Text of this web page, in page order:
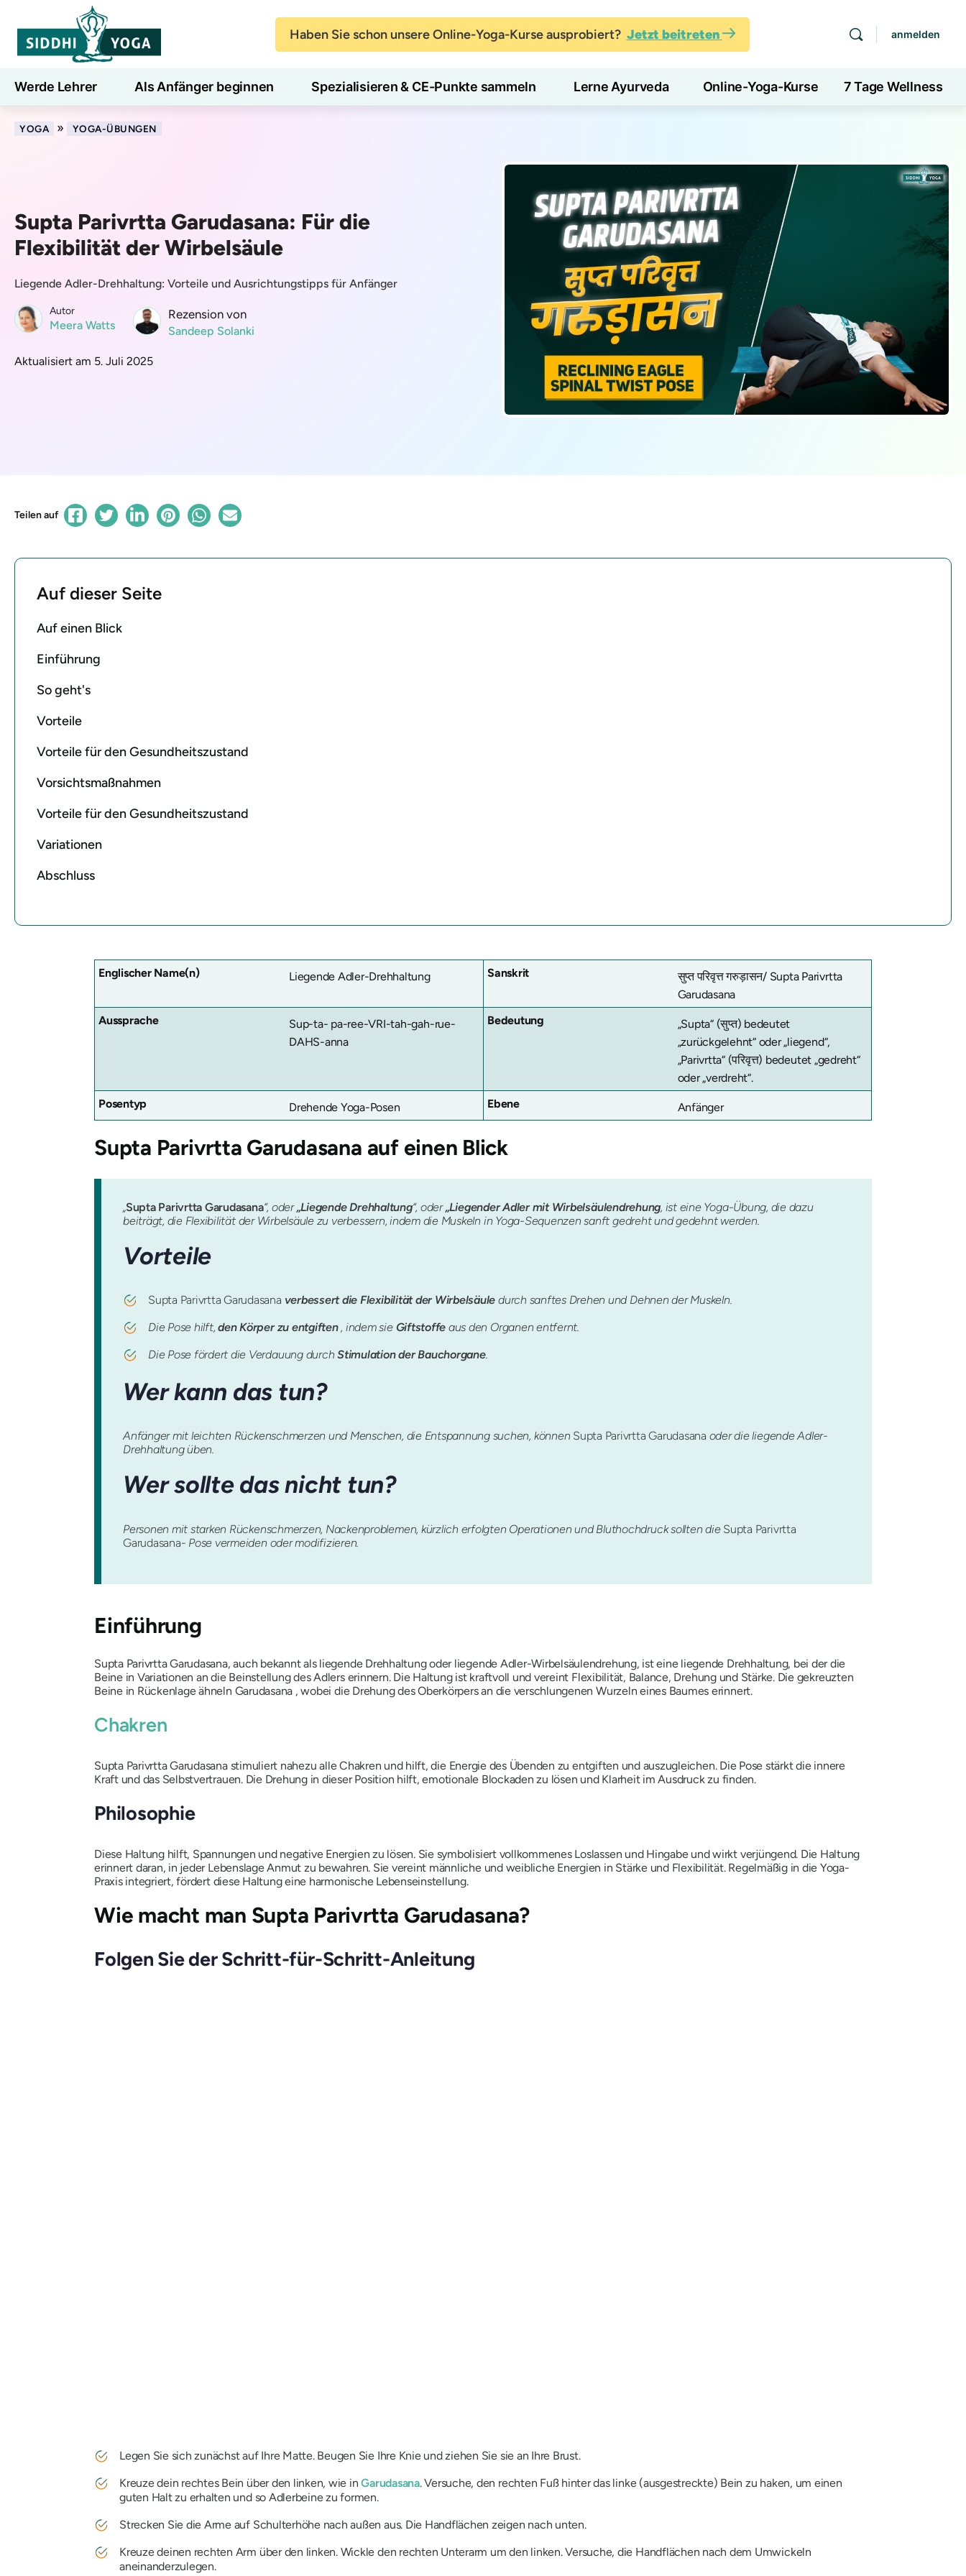
Haben Sie schon unsere Online-Yoga-Kurse ausprobiert? Jetzt beitreten anmelden
Werde Lehrer Als Anfänger beginnen Spezialisieren & CE-Punkte sammeln Lerne Ayurveda Online-Yoga-Kurse 7 Tage Wellness
Blog Lernen
YOGA » YOGA-ÜBUNGEN
Supta Parivrtta Garudasana: Für die
Flexibilität der Wirbelsäule
Liegende Adler-Drehhaltung: Vorteile und Ausrichtungstipps für Anfänger
Autor
Meera Watts
Rezension von
Sandeep Solanki
Aktualisiert am 5. Juli 2025
Teilen auf
Auf dieser Seite
Auf einen Blick
Einführung
So geht's
Vorteile
Vorteile für den Gesundheitszustand
Vorsichtsmaßnahmen
Vorteile für den Gesundheitszustand
Variationen
Abschluss
Englischer Name(n) Liegende Adler-Drehhaltung Sanskrit
सुप्त परिवृत्त गरुड़ासन/ Supta Parivrtta
Garudasana
Aussprache
Sup-ta- pa-ree-VRI-tah-gah-rue-
DAHS-anna
Bedeutung
„Supta“ (सुप्त) bedeutet
„zurückgelehnt“ oder „liegend“,
„Parivrtta“ (परिवृत्त) bedeutet „gedreht“
oder „verdreht“.
Posentyp
Drehende Yoga-Posen Ebene Anfänger
Supta Parivrtta Garudasana auf einen Blick
„Supta Parivrtta Garudasana“, oder„Liegende Drehhaltung“, oder„Liegender Adler mit Wirbelsäulendrehung, ist eine Yoga-Übung, die dazu
beiträgt, die Flexibilität der Wirbelsäule zu verbessern, indem die Muskeln in Yoga-Sequenzen sanft gedreht und gedehnt werden.
Vorteile
Supta Parivrtta Garudasana verbessert die Flexibilität der Wirbelsäule durch sanftes Drehen und Dehnen der Muskeln.
Die Pose hilft,den Körper zu entgiften, indem sie Giftstoffe aus den Organen entfernt.
Die Pose fördert die Verdauung durchStimulation der Bauchorgane.
Wer kann das tun?
Anfänger mit leichten Rückenschmerzen und Menschen, die Entspannung suchen, können Supta Parivrtta Garudasana oder die liegende Adler-
Drehhaltung üben.
Wer sollte das nicht tun?
Personen mit starken Rückenschmerzen, Nackenproblemen, kürzlich erfolgten Operationen und Bluthochdruck sollten die Supta Parivrtta
Garudasana- Pose vermeiden oder modifizieren.
Einführung
Supta Parivrtta Garudasana, auch bekannt als liegende Drehhaltung oder liegende Adler-Wirbelsäulendrehung, ist eine liegende Drehhaltung, bei der die
Beine in Variationen an die Beinstellung des Adlers erinnern. Die Haltung ist kraftvoll und vereint Flexibilität, Balance, Drehung und Stärke. Die gekreuzten
Beine in Rückenlage ähneln Garudasana , wobei die Drehung des Oberkörpers an die verschlungenen Wurzeln eines Baumes erinnert.
Chakren
Supta ParivrttaGarudasanastimuliert nahezu alle Chakren und hilft, die Energie des Übenden zu entgiften und auszugleichen. Die Pose stärkt die innere
Kraft und das Selbstvertrauen. Die Drehung in dieser Position hilft, emotionale Blockaden zu lösen und Klarheit im Ausdruck zu finden.
Philosophie
Diese Haltung hilft, Spannungen und negative Energien zu lösen. Sie symbolisiert vollkommenes Loslassen und Hingabe und wirkt verjüngend. Die Haltung
erinnert daran, in jeder Lebenslage Anmut zu bewahren. Sie vereint männliche und weibliche Energien in Stärke und Flexibilität. Regelmäßig in die Yoga-
Praxis integriert, fördert diese Haltung eine harmonische Lebenseinstellung.
Wie macht man Supta Parivrtta Garudasana?
Folgen Sie der Schritt-für-Schritt-Anleitung
Legen Sie sich zunächst auf Ihre Matte. Beugen Sie Ihre Knie und ziehen Sie sie an Ihre Brust.
Kreuze dein rechtes Bein über den linken, wie inGarudasana. Versuche, den rechten Fuß hinter das linke (ausgestreckte) Bein zu haken, um einen
guten Halt zu erhalten und so Adlerbeine zu formen.
Strecken Sie die Arme auf Schulterhöhe nach außen aus. Die Handflächen zeigen nach unten.
Kreuze deinen rechten Arm über den linken. Wickle den rechten Unterarm um den linken. Versuche, die Handflächen nach dem Umwickeln
aneinanderzulegen.